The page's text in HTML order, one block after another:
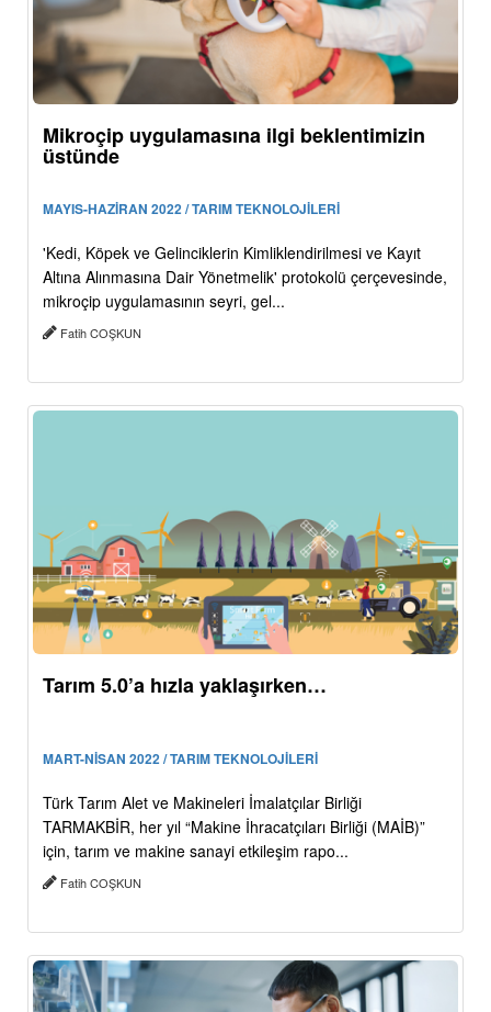
Mikroçip uygulamasına ilgi beklentimizin
üstünde
MAYIS-HAZİRAN 2022 / TARIM TEKNOLOJİLERİ
'Kedi, Köpek ve Gelinciklerin Kimliklendirilmesi ve Kayıt
Altına Alınmasına Dair Yönetmelik' protokolü çerçevesinde,
mikroçip uygulamasının seyri, gel...
Fatih COŞKUN
Tarım 5.0’a hızla yaklaşırken…
MART-NİSAN 2022 / TARIM TEKNOLOJİLERİ
Türk Tarım Alet ve Makineleri İmalatçılar Birliği
TARMAKBİR, her yıl “Makine İhracatçıları Birliği (MAİB)”
için, tarım ve makine sanayi etkileşim rapo...
Fatih COŞKUN